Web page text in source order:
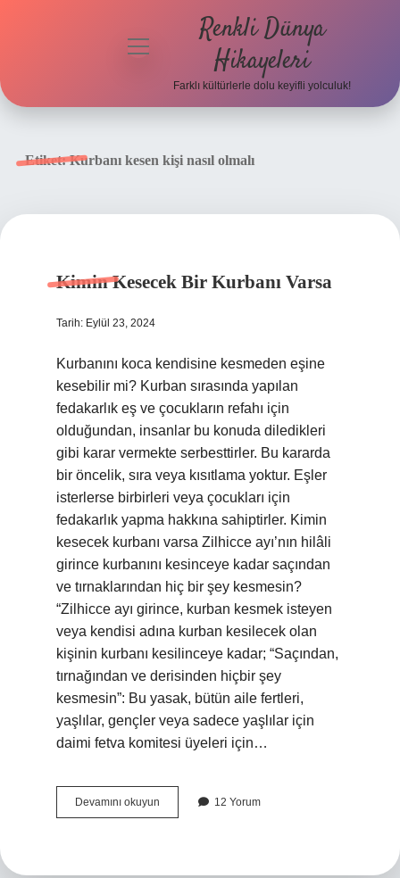
Politikası
menüyü
Renkli Dünya
Hikayeleri
Farklı kültürlerle dolu keyifli yolculuk!
Etiket:Kurbanı kesen kişi nasıl olmalı
Kimin Kesecek Bir Kurbanı Varsa
Tarih: Eylül 23, 2024
Kurbanını koca kendisine kesmeden eşine
kesebilir mi? Kurban sırasında yapılan
fedakarlık eş ve çocukların refahı için
olduğundan, insanlar bu konuda diledikleri
gibi karar vermekte serbesttirler. Bu kararda
bir öncelik, sıra veya kısıtlama yoktur. Eşler
isterlerse birbirleri veya çocukları için
fedakarlık yapma hakkına sahiptirler. Kimin
kesecek kurbanı varsa Zilhicce ayı’nın hilâli
girince kurbanını kesinceye kadar saçından
ve tırnaklarından hiç bir şey kesmesin?
“Zilhicce ayı girince, kurban kesmek isteyen
veya kendisi adına kurban kesilecek olan
kişinin kurbanı kesilinceye kadar; “Saçından,
tırnağından ve derisinden hiçbir şey
kesmesin”: Bu yasak, bütün aile fertleri,
yaşlılar, gençler veya sadece yaşlılar için
daimi fetva komitesi üyeleri için…
Devamını okuyun
Kesecek
12 Yorum